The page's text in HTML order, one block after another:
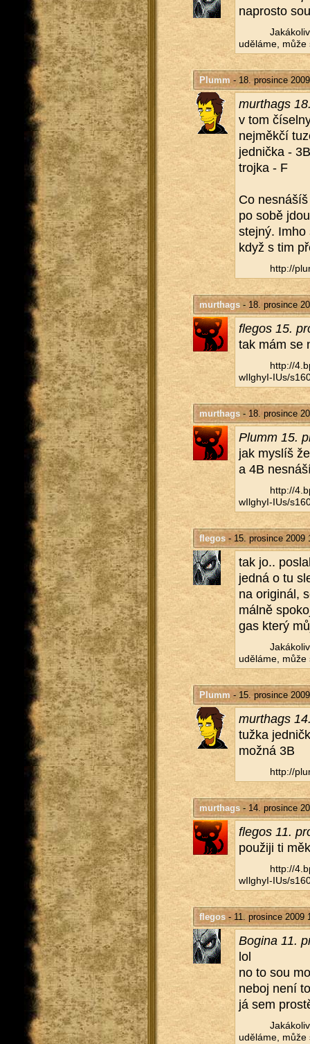
na­pros­to
udě­lá­me, může
Plumm - 18. prosince
murthags
v tom
nejměk­čí
jed­nič­ka - 3B
troj­ka - F
Co
po sobě
stej­ný. Imho
když s tim
http://​
murthags- 18. prosince
fle­gos 15.
tak mám se
http://​
wIlghyI-IUs/​
murthags- 18. prosince
Plumm 15.
jak mys­líš
a 4B
http://​
wIlghyI-IUs/​
flegos- 15. prosince 2009
tak jo..
jedná o tu
na ori­gi­nál,
mál­ně
gas který
udě­lá­me, může
Plumm - 15. prosince
murthags
tužka
možná 3B
http://​
murthags- 14. prosince
fle­gos 11.
po­u­ži­ji ti
http://​
wIlghyI-IUs/​
flegos- 11. prosince 2009
Bo­gi­na 11.
lol
no to sou
neboj není
já sem
udě­lá­me, může